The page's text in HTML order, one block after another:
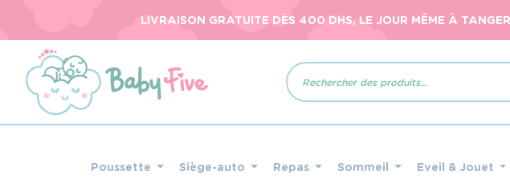
LIVRAISON GRATUITE DÈS 400 DHS, LE JOUR MÊME À
Recherche
de
produits
Poussette Siège-auto Repas Sommeil Eveil & Jouet